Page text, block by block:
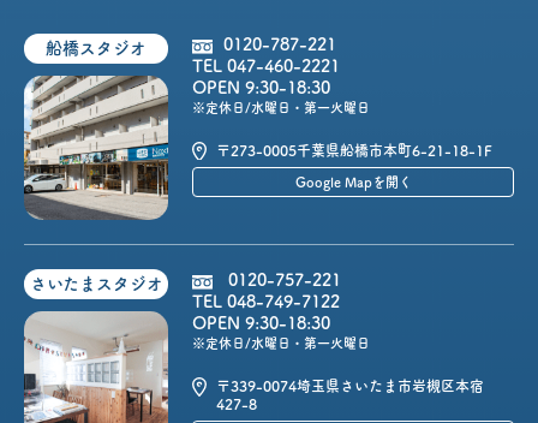
船橋スタジオ
0120-787-221
TEL 047-460-2221
OPEN 9:30-18:30
※定休日/水曜日・第一火曜日
〒273-0005千葉県船橋市本町6-21-18-1F
Google Mapを開く
さいたまスタジオ
0120-757-221
TEL 048-749-7122
OPEN 9:30-18:30
※定休日/水曜日・第一火曜日
〒339-0074埼玉県さいたま市岩槻区本宿
427-8